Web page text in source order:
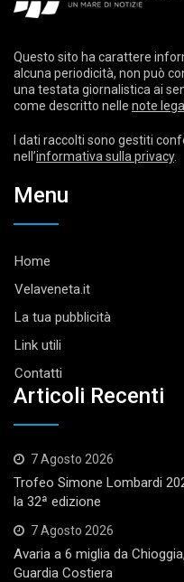
Questo sito ha carattere
alcuna periodicità, non può
una testata giornalistica ai
come descritto nelle note
I dati raccolti sono gestiti
nell’informativa sulla privacy.
Menu
Home
Velaveneta.it
La tua pubblicità
Link utili
Contatti
Articoli Recenti
7 Agosto 2026
Trofeo Simone Lombardi
la 32ª edizione
7 Agosto 2026
Avaria a 6 miglia da
Guardia Costiera